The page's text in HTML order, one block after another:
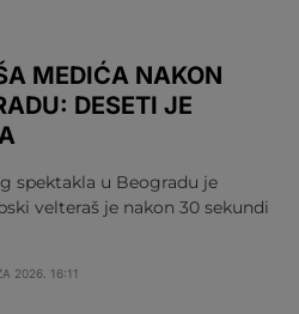
MEDIĆA NAKON
DESETI JE
spektakla u Beogradu je
velteraš je nakon 30 sekundi
2026. 16:11